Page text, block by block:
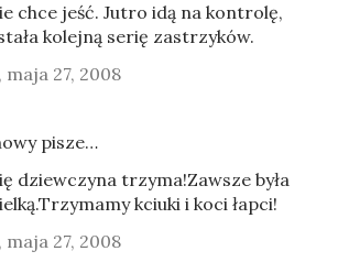
chce jeść. Jutro idą na kontrolę,
kolejną serię zastrzyków.
27, 2008
pisze…
dziewczyna trzyma!Zawsze była
kciuki i koci łapci!
27, 2008